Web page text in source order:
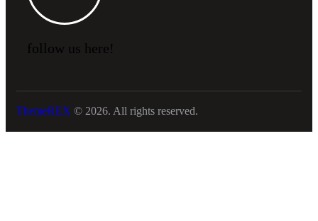
follow us here!
ThemeREX © 2026. All rights reserved.